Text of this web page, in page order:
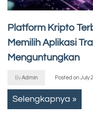
Platform Kripto
Memilih Aplikasi
Menguntungkan
ByAdmin Posted onJuly
Selengkapnya »